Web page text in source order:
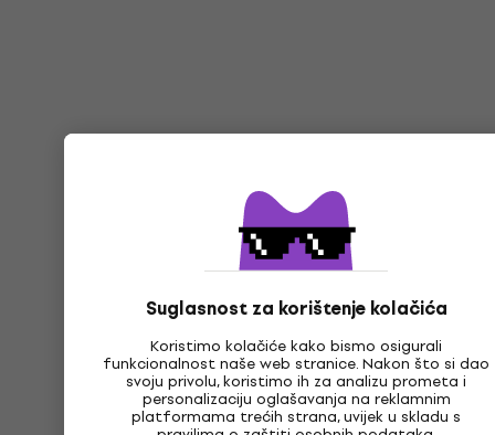
Suglasnost za korištenje kolačića
Koristimo kolačiće kako bismo osigurali
funkcionalnost naše web stranice. Nakon što si dao
svoju privolu, koristimo ih za analizu prometa i
personalizaciju oglašavanja na reklamnim
platformama trećih strana, uvijek u skladu s